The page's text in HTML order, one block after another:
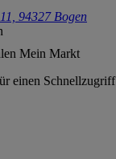
94327 Bogen
Mein Markt
einen Schnellzugriff